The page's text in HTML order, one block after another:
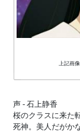
上記画
声 - 石上静香
桜のクラスに来た
死神。美人だがか